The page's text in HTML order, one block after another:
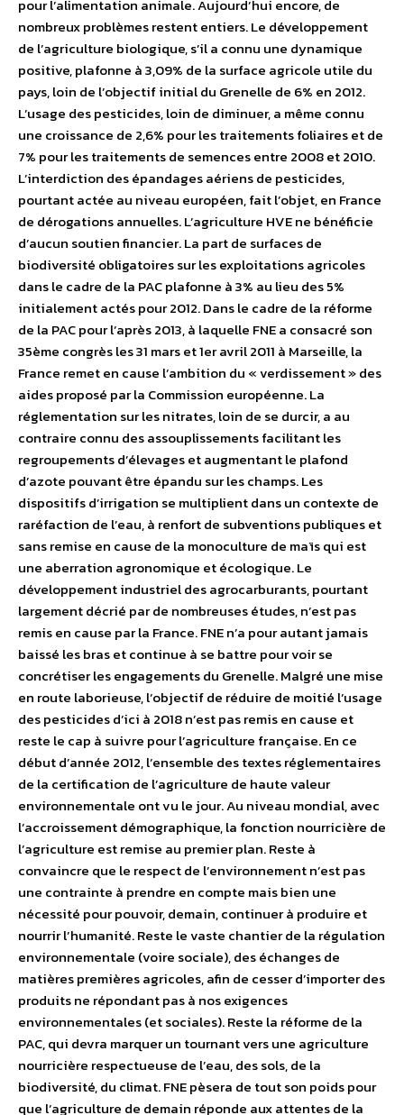
pour l’alimentation animale. Aujourd’hui encore, de
nombreux problèmes restent entiers. Le développement
de l’agriculture biologique, s’il a connu une dynamique
positive, plafonne à 3,09% de la surface agricole utile du
pays, loin de l’objectif initial du Grenelle de 6% en 2012.
L’usage des pesticides, loin de diminuer, a même connu
une croissance de 2,6% pour les traitements foliaires et de
7% pour les traitements de semences entre 2008 et 2010.
L’interdiction des épandages aériens de pesticides,
pourtant actée au niveau européen, fait l’objet, en France
de dérogations annuelles. L’agriculture HVE ne bénéficie
d’aucun soutien financier. La part de surfaces de
biodiversité obligatoires sur les exploitations agricoles
dans le cadre de la PAC plafonne à 3% au lieu des 5%
initialement actés pour 2012. Dans le cadre de la réforme
de la PAC pour l’après 2013, à laquelle FNE a consacré son
35ème congrès les 31 mars et 1er avril 2011 à Marseille, la
France remet en cause l’ambition du « verdissement » des
aides proposé par la Commission européenne. La
réglementation sur les nitrates, loin de se durcir, a au
contraire connu des assouplissements facilitant les
regroupements d’élevages et augmentant le plafond
d’azote pouvant être épandu sur les champs. Les
dispositifs d’irrigation se multiplient dans un contexte de
raréfaction de l’eau, à renfort de subventions publiques et
sans remise en cause de la monoculture de maïs qui est
une aberration agronomique et écologique. Le
développement industriel des agrocarburants, pourtant
largement décrié par de nombreuses études, n’est pas
remis en cause par la France. FNE n’a pour autant jamais
baissé les bras et continue à se battre pour voir se
concrétiser les engagements du Grenelle. Malgré une mise
en route laborieuse, l’objectif de réduire de moitié l’usage
des pesticides d’ici à 2018 n’est pas remis en cause et
reste le cap à suivre pour l’agriculture française. En ce
début d’année 2012, l’ensemble des textes réglementaires
de la certification de l’agriculture de haute valeur
environnementale ont vu le jour. Au niveau mondial, avec
l’accroissement démographique, la fonction nourricière de
l’agriculture est remise au premier plan. Reste à
convaincre que le respect de l’environnement n’est pas
une contrainte à prendre en compte mais bien une
nécessité pour pouvoir, demain, continuer à produire et
nourrir l’humanité. Reste le vaste chantier de la régulation
environnementale (voire sociale), des échanges de
matières premières agricoles, afin de cesser d’importer des
produits ne répondant pas à nos exigences
environnementales (et sociales). Reste la réforme de la
PAC, qui devra marquer un tournant vers une agriculture
nourricière respectueuse de l’eau, des sols, de la
biodiversité, du climat. FNE pèsera de tout son poids pour
que l’agriculture de demain réponde aux attentes de la